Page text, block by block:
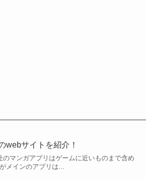
webサイトを紹介！
マンガアプリはゲームに近いものまで含め
メインのアプリは...